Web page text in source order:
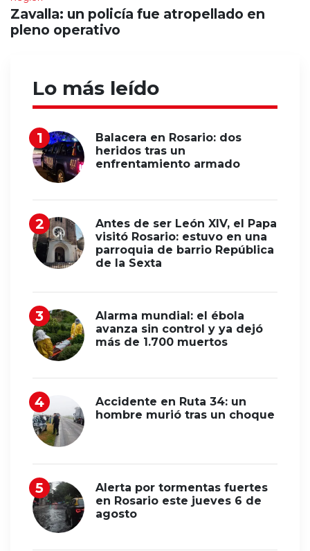
Zavalla: un policía fue atropellado en
pleno operativo
Lo más leído
Balacera en Rosario: dos
heridos tras un
enfrentamiento armado
Antes de ser León XIV, el Papa
visitó Rosario: estuvo en una
parroquia de barrio República
de la Sexta
Alarma mundial: el ébola
avanza sin control y ya dejó
más de 1.700 muertos
Accidente en Ruta 34: un
hombre murió tras un choque
Alerta por tormentas fuertes
en Rosario este jueves 6 de
agosto